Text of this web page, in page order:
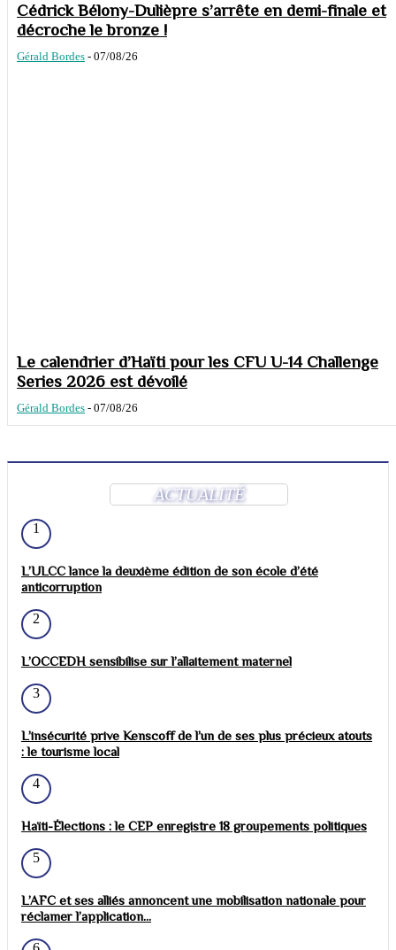
Cédrick Bélony-Dulièpre s’arrête en demi-finale et
décroche le bronze !
Gérald Bordes - 07/08/26
Le calendrier d’Haïti pour les CFU U-14 Challenge
Series 2026 est dévoilé
Gérald Bordes - 07/08/26
ACTUALITÉ
1
L’ULCC lance la deuxième édition de son école d’été
anticorruption
2
L’OCCEDH sensibilise sur l’allaitement maternel
3
L’insécurité prive Kenscoff de l’un de ses plus précieux atouts
: le tourisme local
4
Haïti-Élections : le CEP enregistre 18 groupements politiques
5
L’AFC et ses alliés annoncent une mobilisation nationale pour
réclamer l’application...